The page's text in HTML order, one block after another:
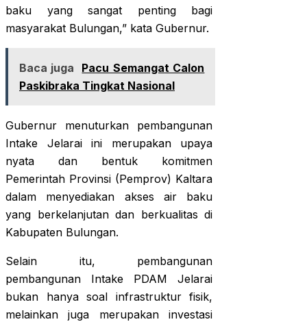
baku yang sangat penting bagi
masyarakat Bulungan,” kata Gubernur.
Baca juga
Pacu Semangat Calon
Paskibraka Tingkat Nasional
Gubernur menuturkan pembangunan
Intake Jelarai ini merupakan upaya
nyata dan bentuk komitmen
Pemerintah Provinsi (Pemprov) Kaltara
dalam menyediakan akses air baku
yang berkelanjutan dan berkualitas di
Kabupaten Bulungan.
Selain itu, pembangunan
pembangunan Intake PDAM Jelarai
bukan hanya soal infrastruktur fisik,
melainkan juga merupakan investasi